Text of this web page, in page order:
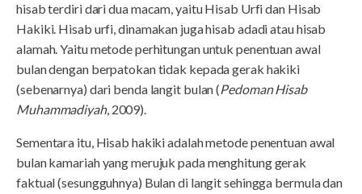
hisab terdiri dari dua macam, yaitu Hisab Urfi dan Hisab
Hakiki. Hisab urfi, dinamakan juga hisab adadi atau hisab
alamah. Yaitu metode perhitungan untuk penentuan awal
bulan dengan berpatokan tidak kepada gerak hakiki
(sebenarnya) dari benda langit bulan (Pedoman Hisab
Muhammadiyah, 2009).
Sementara itu, Hisab hakiki adalah metode penentuan awal
bulan kamariah yang merujuk pada menghitung gerak
faktual (sesungguhnya) Bulan di langit sehingga bermula dan